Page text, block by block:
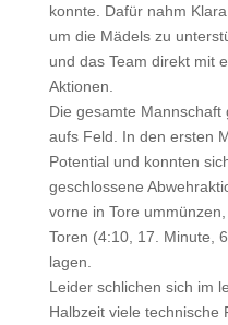
konnte. Dafür nahm
um die Mädels zu
und das Team direkt mit
Aktionen.
Die gesamte
aufs Feld. In den ersten
Potential und konnten
geschlossene
vorne in Tore
Toren (4:10, 17. Minute,
lagen.
Leider schlichen sich im
Halbzeit viele technische